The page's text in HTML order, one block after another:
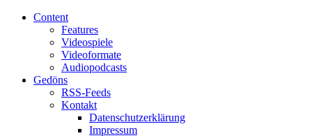
Content
Features
Videospiele
Videoformate
Audiopodcasts
Gedöns
RSS-Feeds
Kontakt
Datenschutzerklärung
Impressum